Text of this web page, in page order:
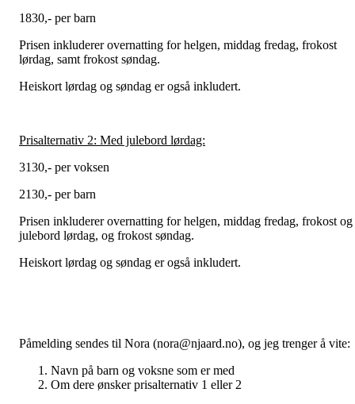
1830,- per barn
Prisen inkluderer overnatting for helgen, middag fredag, frokost
lørdag, samt frokost søndag.
Heiskort lørdag og søndag er også inkludert.
Prisalternativ 2: Med julebord lørdag:
3130,- per voksen
2130,- per barn
Prisen inkluderer overnatting for helgen, middag fredag, frokost og
julebord lørdag, og frokost søndag.
Heiskort lørdag og søndag er også inkludert.
Påmelding sendes til Nora (nora@njaard.no), og jeg trenger å vite:
Navn på barn og voksne som er med
Om dere ønsker prisalternativ 1 eller 2